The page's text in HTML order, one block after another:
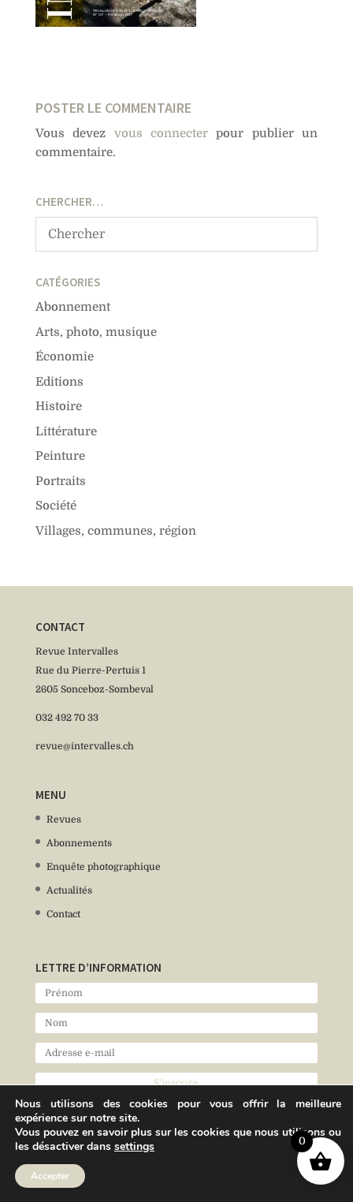
POSTER LE COMMENTAIRE
Vous devez vous connecter pour publier un
commentaire.
CHERCHER…
CATÉGORIES
Abonnement
Arts, photo, musique
Économie
Editions
Histoire
Littérature
Peinture
Portraits
Société
Villages, communes, région
CONTACT
Revue Intervalles
Rue du Pierre-Pertuis 1
2605 Sonceboz-Sombeval
032 492 70 33
revue@intervalles.ch
MENU
Revues
Abonnements
Enquête photographique
Actualités
Contact
LETTRE D’INFORMATION
Nous utilisons des cookies pour vous offrir la meilleure
expérience sur notre site.
Vous pouvez en savoir plus sur les cookies que nous utilisons ou
les désactiver dans settings
Accepter
0